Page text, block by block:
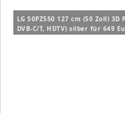
LG 50PZ550 127 cm (50 Zoll)
DVB-C/T, HDTV) silber für 649